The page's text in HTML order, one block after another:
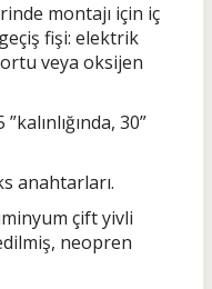
montajı için iç
fişi: elektrik
veya oksijen
30”
anahtarları.
çift yivli
neopren